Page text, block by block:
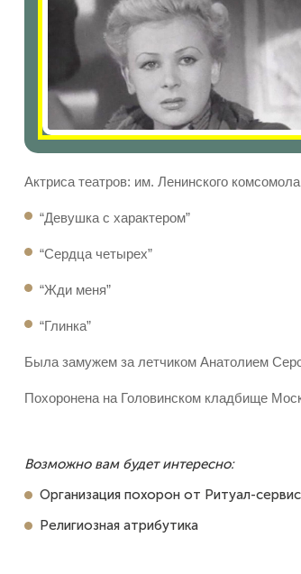
Актриса театров: им. Ленинского
“Девушка с характером”
“Сердца четырех”
“Жди меня”
“Глинка”
Была замужем за летчиком Анатолием
Похоронена на Головинском кладбище
Возможно вам будет интересно:
Организация похорон от Ритуал-сервис
Религиозная атрибутика